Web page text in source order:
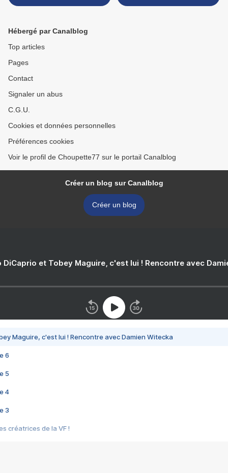
d'après Valérie Costa
Hébergé par Canalblog
Top articles
Pages
Contact
Signaler un abus
C.G.U.
Cookies et données personnelles
Préférences cookies
Voir le profil de Choupette77 sur le portail Canalblog
Créer un blog sur Canalblog
Créer un blog
DiCaprio et Tobey Maguire, c'est lui ! Rencontre avec
Maguire, c'est lui ! Rencontre avec Damien Witecka
6
5
4
3
créatrices de la VF !